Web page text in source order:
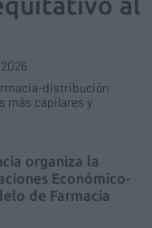
distribución
más capilares y
organiza la
Económico-
de Farmacia